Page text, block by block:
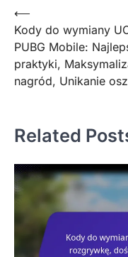
Post
navigation
⟵
Kody do wymiany
PUBG Mobile:
praktyki,
nagród, Unikanie
Related